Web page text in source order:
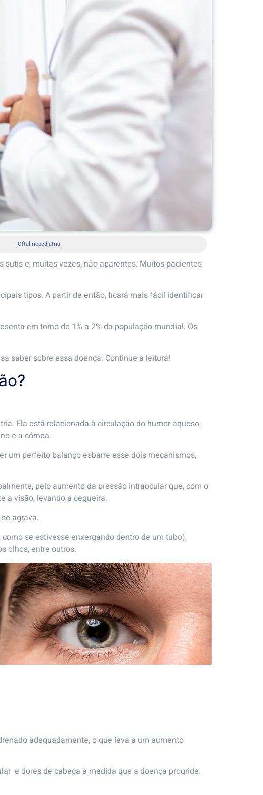
,Oftalmopediatria
e, muitas vezes, não aparentes. Muitos pacientes
tipos. A partir de então, ficará mais fácil identificar
em torno de 1% a 2% da população mundial. Os
saber sobre essa doença. Continue a leitura!
Ela está relacionada à circulação do humor aquoso,
e a córnea.
um perfeito balanço esbarre esse dois mecanismos,
pelo aumento da pressão intraocular que, com o
a visão, levando a cegueira.
agrava.
se estivesse enxergando dentro de um tubo),
olhos, entre outros.
adequadamente, o que leva a um aumento
e dores de cabeça à medida que a doença progride.